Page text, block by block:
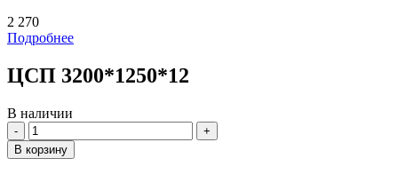
2 270
Подробнее
ЦСП 3200*1250*12
В наличии
Количество
В корзину